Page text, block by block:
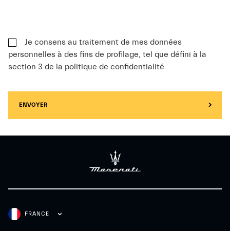
Je consens au traitement de mes données
personnelles à des fins de profilage, tel que défini à la
section 3 de la politique de confidentialité
ENVOYER
FRANCE